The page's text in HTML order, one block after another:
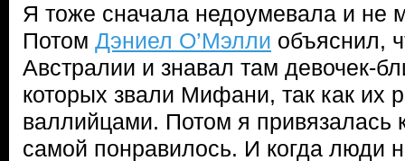
Я тоже сначала недоумевала и не
Потом Дэниел О’Мэлли объяснил,
Австралии и знавал там девочек-
которых звали Мифани, так как их
валлийцами. Потом я привязалась
самой понравилось. И когда люди